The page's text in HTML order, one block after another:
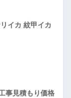
イカ 紋甲イカ
事見積もり価格